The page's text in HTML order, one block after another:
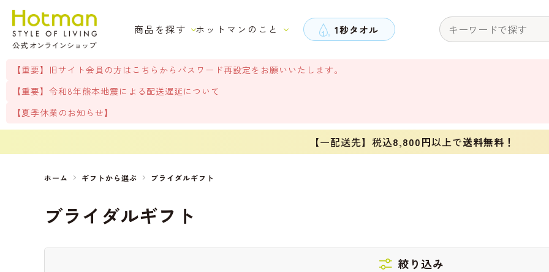
商品を探す ホットマンのこと 1秒タオル
【重要】旧サイト会員の方はこちらからパスワード再設定をお願いいたします。
【重要】令和8年熊本地震による配送遅延について
【夏季休業のお知らせ】
【一配送先】税込8,800円以上で送料無料！
ホーム ギフトから選ぶ ブライダルギフト
ブライダルギフト
絞り込み